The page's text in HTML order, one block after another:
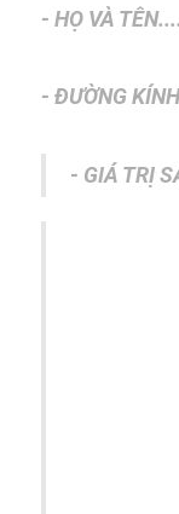
- HỌ VÀ
- ĐƯỜNG
- GIÁ TRỊ